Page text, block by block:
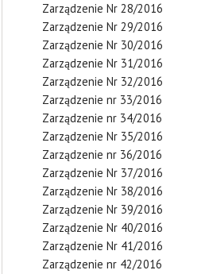
Zarządzenie Nr 28/2016
Zarządzenie Nr 29/2016
Zarządzenie Nr 30/2016
Zarządzenie Nr 31/2016
Zarządzenie Nr 32/2016
Zarządzenie nr 33/2016
Zarządzenie nr 34/2016
Zarządzenie Nr 35/2016
Zarządzenie nr 36/2016
Zarządzenie Nr 37/2016
Zarządzenie Nr 38/2016
Zarządzenie Nr 39/2016
Zarządzenie Nr 40/2016
Zarządzenie Nr 41/2016
Zarządzenie nr 42/2016